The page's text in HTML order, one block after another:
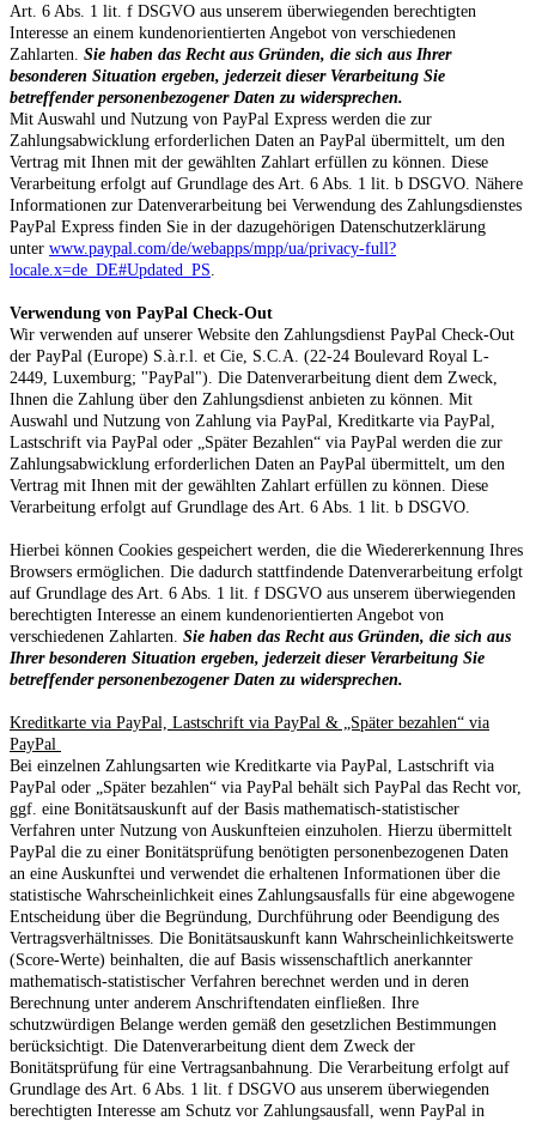
Art. 6 Abs. 1 lit. f DSGVO aus unserem überwiegenden berechtigten
Interesse an einem kundenorientierten Angebot von verschiedenen
Zahlarten. Sie haben das Recht aus Gründen, die sich aus Ihrer
besonderen Situation ergeben, jederzeit dieser Verarbeitung Sie
betreffender personenbezogener Daten zu widersprechen.
Mit Auswahl und Nutzung von PayPal Express werden die zur
Zahlungsabwicklung erforderlichen Daten an PayPal übermittelt, um den
Vertrag mit Ihnen mit der gewählten Zahlart erfüllen zu können. Diese
Verarbeitung erfolgt auf Grundlage des Art. 6 Abs. 1 lit. b DSGVO. Nähere
Informationen zur Datenverarbeitung bei Verwendung des Zahlungsdienstes
PayPal Express finden Sie in der dazugehörigen Datenschutzerklärung
unter www.paypal.com/de/webapps/mpp/ua/privacy-full?
locale.x=de_DE#Updated_PS
Verwendung von PayPal Check-Out
Wir verwenden auf unserer Website den Zahlungsdienst PayPal Check-Out
der PayPal (Europe) S.à.r.l. et Cie, S.C.A. (22-24 Boulevard Royal L-
2449, Luxemburg; "PayPal"). Die Datenverarbeitung dient dem Zweck,
Ihnen die Zahlung über den Zahlungsdienst anbieten zu können. Mit
Auswahl und Nutzung von Zahlung via PayPal, Kreditkarte via PayPal,
Lastschrift via PayPal oder „Später Bezahlen“ via PayPal werden die zur
Zahlungsabwicklung erforderlichen Daten an PayPal übermittelt, um den
Vertrag mit Ihnen mit der gewählten Zahlart erfüllen zu können. Diese
Verarbeitung erfolgt auf Grundlage des Art. 6 Abs. 1 lit. b DSGVO.
Hierbei können Cookies gespeichert werden, die die Wiedererkennung Ihres
Browsers ermöglichen. Die dadurch stattfindende Datenverarbeitung erfolgt
auf Grundlage des Art. 6 Abs. 1 lit. f DSGVO aus unserem überwiegenden
berechtigten Interesse an einem kundenorientierten Angebot von
verschiedenen Zahlarten. Sie haben das Recht aus Gründen, die sich aus
Ihrer besonderen Situation ergeben, jederzeit dieser Verarbeitung Sie
betreffender personenbezogener Daten zu widersprechen.
Kreditkarte via PayPal, Lastschrift via PayPal & „Später bezahlen“ via
PayPal
Bei einzelnen Zahlungsarten wie Kreditkarte via PayPal, Lastschrift via
PayPal oder „Später bezahlen“ via PayPal behält sich PayPal das Recht vor,
ggf. eine Bonitätsauskunft auf der Basis mathematisch-statistischer
Verfahren unter Nutzung von Auskunfteien einzuholen. Hierzu übermittelt
PayPal die zu einer Bonitätsprüfung benötigten personenbezogenen Daten
an eine Auskunftei und verwendet die erhaltenen Informationen über die
statistische Wahrscheinlichkeit eines Zahlungsausfalls für eine abgewogene
Entscheidung über die Begründung, Durchführung oder Beendigung des
Vertragsverhältnisses. Die Bonitätsauskunft kann Wahrscheinlichkeitswerte
(Score-Werte) beinhalten, die auf Basis wissenschaftlich anerkannter
mathematisch-statistischer Verfahren berechnet werden und in deren
Berechnung unter anderem Anschriftendaten einfließen. Ihre
schutzwürdigen Belange werden gemäß den gesetzlichen Bestimmungen
berücksichtigt. Die Datenverarbeitung dient dem Zweck der
Bonitätsprüfung für eine Vertragsanbahnung. Die Verarbeitung erfolgt auf
Grundlage des Art. 6 Abs. 1 lit. f DSGVO aus unserem überwiegenden
berechtigten Interesse am Schutz vor Zahlungsausfall, wenn PayPal in